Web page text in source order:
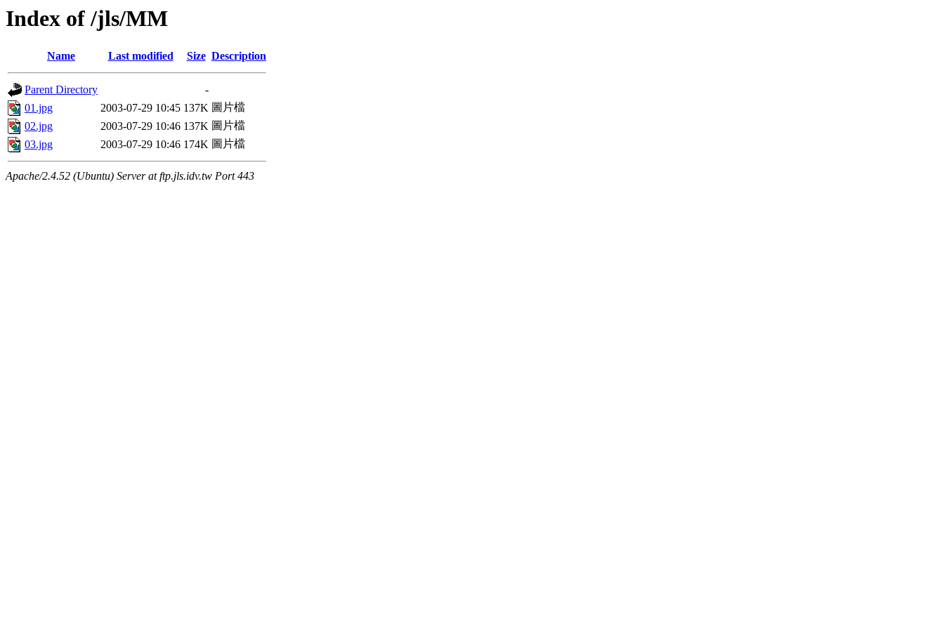
Index of /jls/MM
Name Last modified Size Description
Parent Directory
-
01.jpg
2003-07-29 10:45 137K 圖片檔
02.jpg
2003-07-29 10:46 137K 圖片檔
03.jpg
2003-07-29 10:46 174K 圖片檔
Apache/2.4.52 (Ubuntu) Server at ftp.jls.idv.tw Port 443